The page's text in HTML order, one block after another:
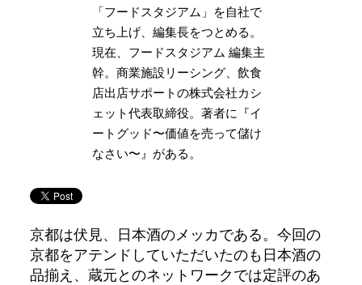
「フードスタジアム」を自社で
立ち上げ、編集長をつとめる。
現在、フードスタジアム 編集主
幹。商業施設リーシング、飲食
店出店サポートの株式会社カシ
ェット代表取締役。著者に『イ
ートグッド〜価値を売って儲け
なさい〜』がある。
京都は伏見、日本酒のメッカである。今回の
京都をアテンドしていただいたのも日本酒の
品揃え、蔵元とのネットワークでは定評のあ